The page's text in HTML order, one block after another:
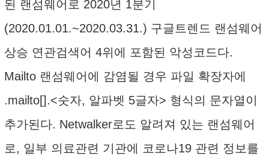
된 랜섬웨어로 2020년 1분기
(2020.01.01.~2020.03.31.) 구글트렌드 랜섬웨어
상승 연관검색어 4위에 포함된 악성코드다.
Mailto 랜섬웨어에 감염될 경우 파일 확장자에
.mailto[].<숫자, 알파벳 5글자> 형식의 문자열이
추가된다. Netwalker로도 알려져 있는 랜섬웨어
로, 일부 의료관련 기관에 코로나19 관련 정보를